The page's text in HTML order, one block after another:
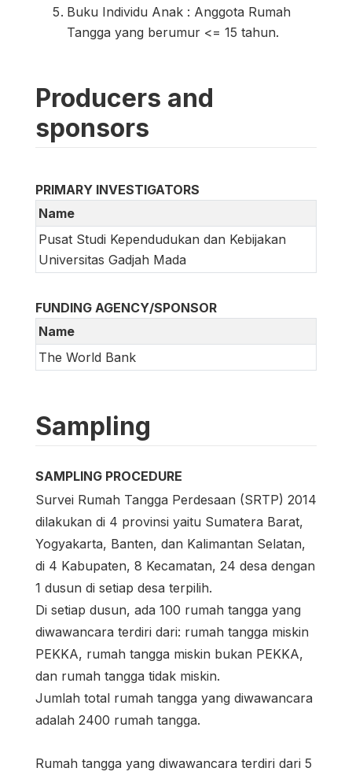
Buku Individu Anak : Anggota Rumah
Tangga yang berumur <= 15 tahun.
Producers and
sponsors
PRIMARY INVESTIGATORS
Name
Pusat Studi Kependudukan dan Kebijakan
Universitas Gadjah Mada
FUNDING AGENCY/SPONSOR
Name
The World Bank
Sampling
SAMPLING PROCEDURE
Survei Rumah Tangga Perdesaan (SRTP) 2014
dilakukan di 4 provinsi yaitu Sumatera Barat,
Yogyakarta, Banten, dan Kalimantan Selatan,
di 4 Kabupaten, 8 Kecamatan, 24 desa dengan
1 dusun di setiap desa terpilih.
Di setiap dusun, ada 100 rumah tangga yang
diwawancara terdiri dari: rumah tangga miskin
PEKKA, rumah tangga miskin bukan PEKKA,
dan rumah tangga tidak miskin.
Jumlah total rumah tangga yang diwawancara
adalah 2400 rumah tangga.
Rumah tangga yang diwawancara terdiri dari 5